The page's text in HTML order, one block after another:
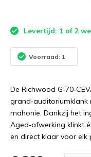
Levertijd: 1 of 2
Voorraad: 1
De Richwood
mahonie. Dankzij het
Aged‑afwerking klinkt
en direct klaar voor elk